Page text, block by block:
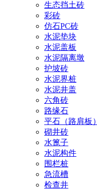
生态挡土砖
彩砖
仿石PC砖
水泥垫块
水泥盖板
水泥隔离墩
护坡砖
水泥界桩
水泥井盖
六角砖
路缘石
平石（路肩板）
砌井砖
水篦子
水泥构件
围栏桩
急流槽
检查井